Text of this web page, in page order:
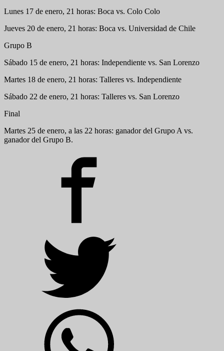
Lunes 17 de enero, 21 horas: Boca vs. Colo Colo
Jueves 20 de enero, 21 horas: Boca vs. Universidad de Chile
Grupo B
Sábado 15 de enero, 21 horas: Independiente vs. San Lorenzo
Martes 18 de enero, 21 horas: Talleres vs. Independiente
Sábado 22 de enero, 21 horas: Talleres vs. San Lorenzo
Final
Martes 25 de enero, a las 22 horas: ganador del Grupo A vs.
ganador del Grupo B.